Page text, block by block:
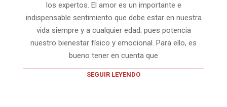
los expertos. El amor es un importante e
indispensable sentimiento que debe estar en nuestra
vida siempre y a cualquier edad; pues potencia
nuestro bienestar físico y emocional. Para ello, es
bueno tener en cuenta que
SEGUIR LEYENDO